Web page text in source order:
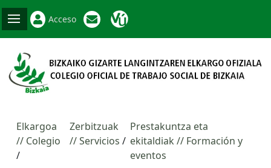
Acceso
Elkargoa
// Colegio
Zerbitzuak
// Servicios
Prestakuntza eta
ekitaldiak // Formación y
eventos